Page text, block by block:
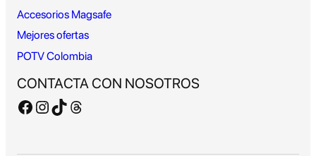
Accesorios Magsafe
Mejores ofertas
POTVColombia
CONTACTA CON NOSOTROS
Facebook Instagram TikTok Threads